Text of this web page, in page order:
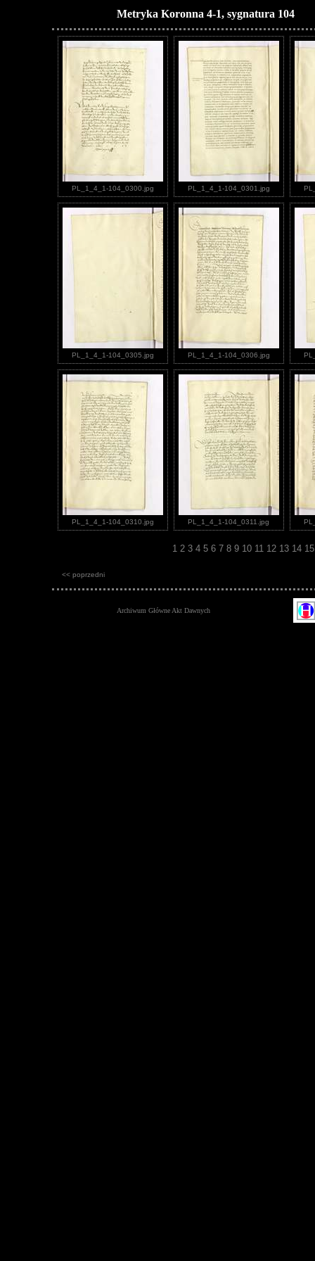
Metryka Koronna 4-1, sygnatura 104
PL_1_4_1-104_0300.jpg PL_1_4_1-104_0301.jpg
PL_1_4_1-104_0305.jpg PL_1_4_1-104_0306.jpg
PL_1_4_1-104_0310.jpg PL_1_4_1-104_0311.jpg
1 2 3 4 5 6 7 8 9 10 11 12 13 14
<< poprzedni
Archiwum Główne Akt Dawnych